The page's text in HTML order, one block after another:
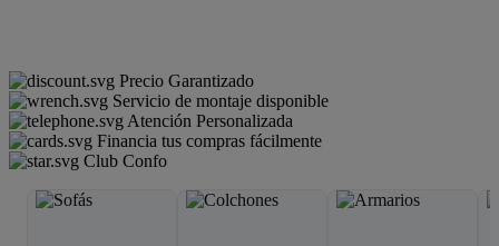
Precio Garantizado
Servicio de montaje disponible
Atención Personalizada
Financia tus compras fácilmente
Club Confo